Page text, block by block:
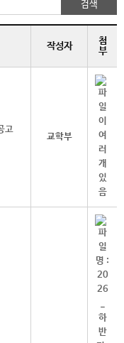
작성자
첨
부
고
교학부